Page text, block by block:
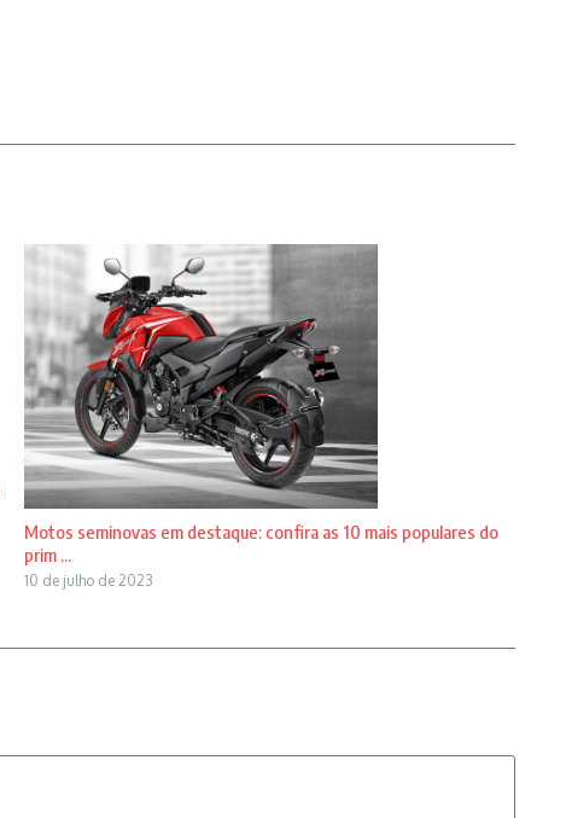
Motos seminovas em destaque: confira as 10 mais populares do
prim ...
10 de julho de 2023